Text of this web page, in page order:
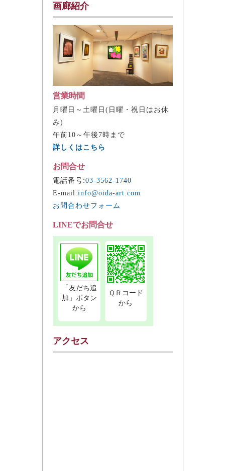
画廊紹介
営業時間
月曜日～土曜日(日曜・祝日はお休
み)
午前10～午後7時まで
詳しくはこちら
お問合せ
電話番号:03-3562-1740
E-mail:info@oida-art.com
お問合わせフォーム
LINEでお問合せ
「友だち追
加」ボタン
から
ＱＲコード
から
アクセス